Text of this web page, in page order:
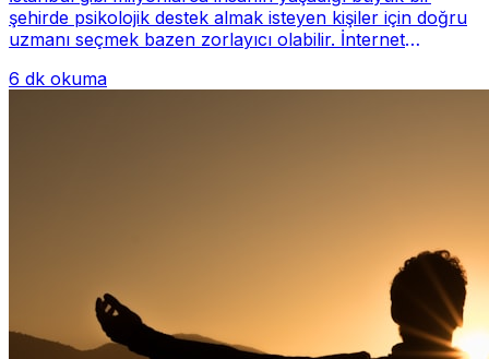
şehirde psikolojik destek almak isteyen kişiler için doğru
uzmanı seçmek bazen zorlayıcı olabilir. İnternet
6 dk okuma